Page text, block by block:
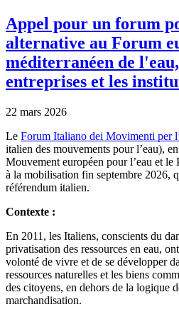
Appel pour un forum
alternative au Forum
méditerranéen de
entreprises et les
22 mars 2026
Le Forum Italiano dei Movimenti per
italien des mouvements pour l’eau),
Mouvement européen pour l’eau et le
à la mobilisation fin septembre 2026,
référendum italien.
Contexte :
En 2011, les Italiens, conscients du
privatisation des ressources en eau,
volonté de vivre et de se développer
ressources naturelles et les biens
des citoyens, en dehors de la logique
marchandisation.